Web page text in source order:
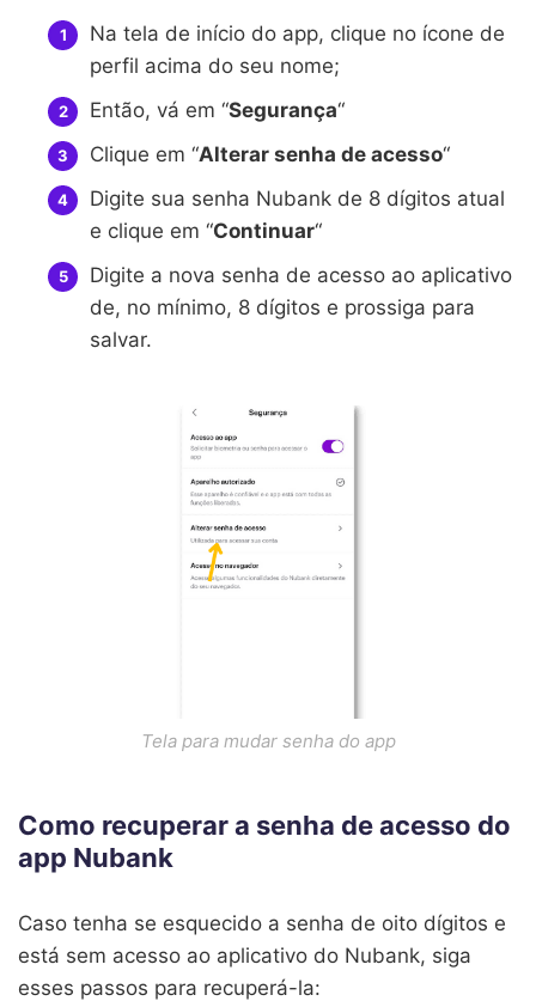
Na tela de início do app, clique no ícone de
perfil acima do seu nome;
Então, vá em “Segurança“
Clique em “Alterar senha de acesso“
Digite sua senha Nubank de 8 dígitos atual
e clique em “Continuar“
Digite a nova senha de acesso ao aplicativo
de, no mínimo, 8 dígitos e prossiga para
salvar.
Tela para mudar senha do app
Como recuperar a senha de acesso do
app Nubank
Caso tenha se esquecido a senha de oito dígitos e
está sem acesso ao aplicativo do Nubank, siga
esses passos para recuperá-la: